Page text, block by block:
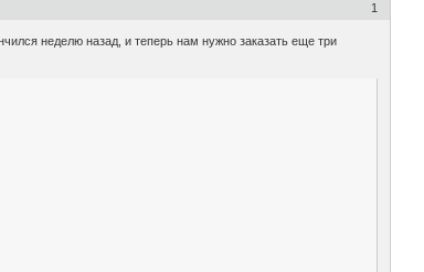
1
неделю назад, и теперь нам нужно заказать еще три